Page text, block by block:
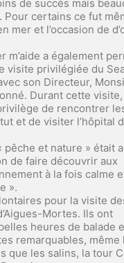
de succès mais
Pour certains ce fut
mer et l’occasion de
m’aide a également
visite privilégiée du
son Directeur,
Durant cette
de rencontrer
et de visiter l’hôpital
pêche et nature » était
de faire découvrir aux
à la fois calme
».
pour la visite
Mortes. Ils ont
heures de balade
remarquables, même
que les salins, la tour